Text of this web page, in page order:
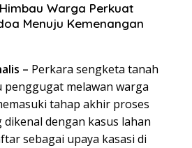
Warga Perkuat
Menuju Kemenangan
– Perkara sengketa tanah
penggugat melawan warga
tahap akhir proses
dengan kasus lahan
sebagai upaya kasasi di